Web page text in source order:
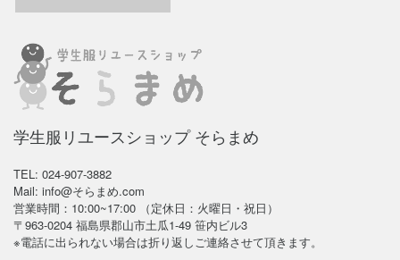
学生服リユースショップ そらまめ
TEL: 024-907-3882
Mail: info@そらまめ.com
営業時間：10:00~17:00 （定休日：火曜日・祝日）
〒963-0204 福島県郡山市土瓜1-49 笹内ビル3
※電話に出られない場合は折り返しご連絡させて頂きます。